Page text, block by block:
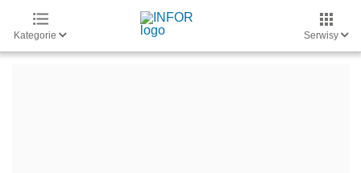
Kategorie Serwisy